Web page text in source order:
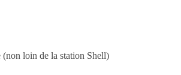
(non loin de la station Shell)